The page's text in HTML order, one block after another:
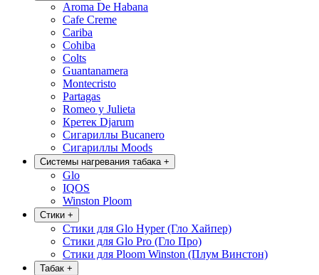
Aroma De Habana
Cafe Creme
Cariba
Cohiba
Colts
Guantanamera
Montecristo
Partagas
Romeo y Julieta
Кретек Djarum
Сигариллы Bucanero
Сигариллы Moods
Системы нагревания табака +
Glo
IQOS
Winston Ploom
Стики +
Стики для Glo Hyper (Гло Хайпер)
Стики для Glo Pro (Гло Про)
Стики для Ploom Winston (Плум Винстон)
Табак +